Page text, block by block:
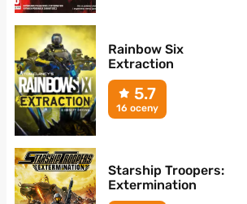
Rainbow Six
Extraction
5.7
16 oceny
Starship Troopers:
Extermination